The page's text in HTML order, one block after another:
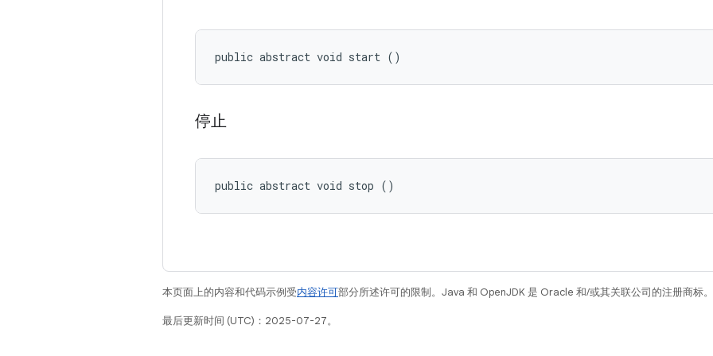
public abstract void start ()
停止
public abstract void stop ()
本页面上的内容和代码示例受内容许可部分所述许可的限制。Java 和 OpenJDK 是 Oracle 和/或其关联公司的注册商标。
最后更新时间 (UTC)：2025-07-27。